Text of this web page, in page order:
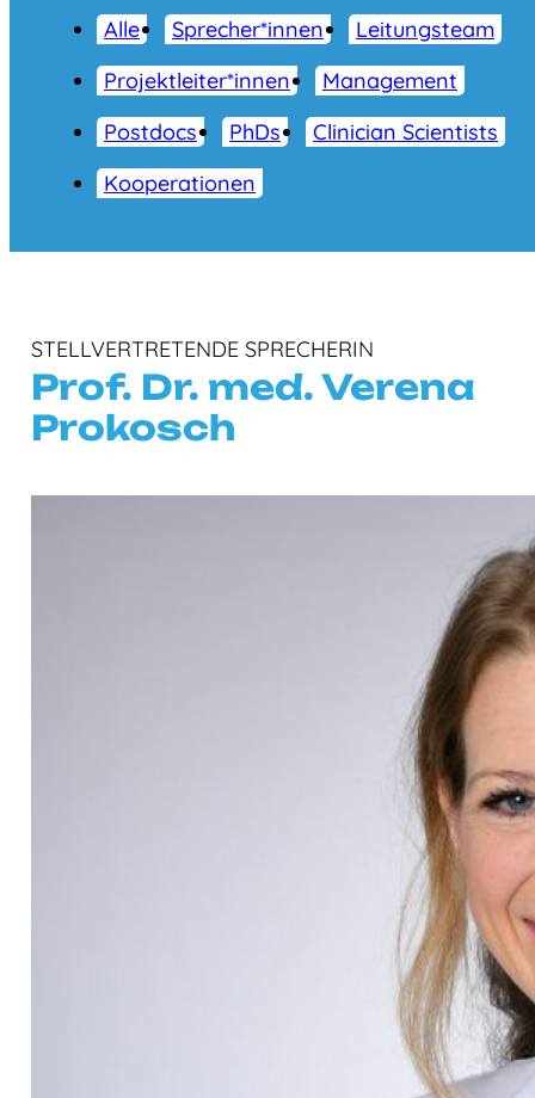
Alle Sprecher*innen
Leitungsteam
Projektleiter*innen
Management
Postdocs
PhDs
Clinician Scientists
Kooperationen
STELLVERTRETENDE SPRECHERIN
Prof. Dr. med. Verena
Prokosch